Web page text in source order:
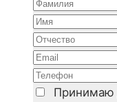
Принимаю